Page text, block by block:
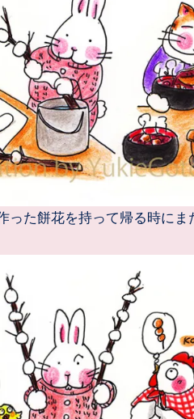
った餅花を持って帰る時に